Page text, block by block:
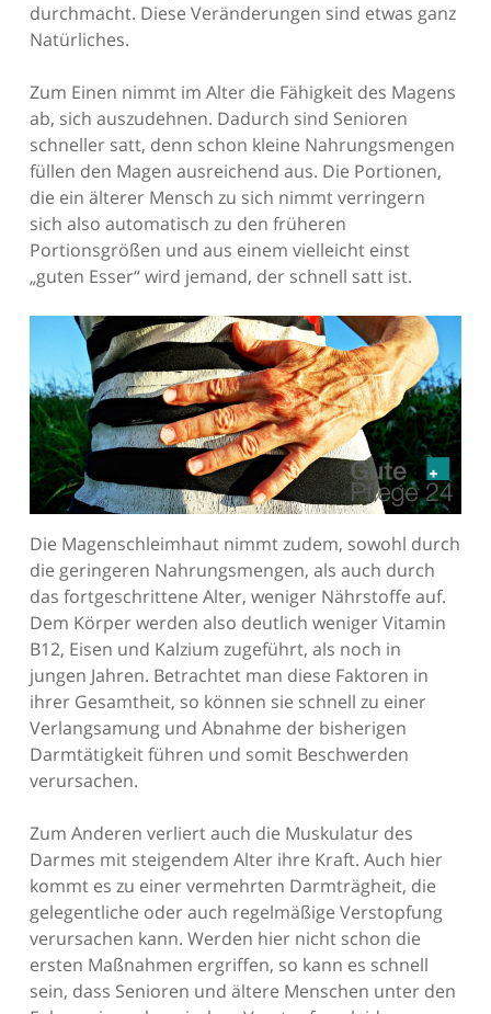
durchmacht. Diese Veränderungen sind etwas ganz
Natürliches.
Zum Einen nimmt im Alter die Fähigkeit des Magens
ab, sich auszudehnen. Dadurch sind Senioren
schneller satt, denn schon kleine Nahrungsmengen
füllen den Magen ausreichend aus. Die Portionen,
die ein älterer Mensch zu sich nimmt verringern
sich also automatisch zu den früheren
Portionsgrößen und aus einem vielleicht einst
„guten Esser“ wird jemand, der schnell satt ist.
Die Magenschleimhaut nimmt zudem, sowohl durch
die geringeren Nahrungsmengen, als auch durch
das fortgeschrittene Alter, weniger Nährstoffe auf.
Dem Körper werden also deutlich weniger Vitamin
B12, Eisen und Kalzium zugeführt, als noch in
jungen Jahren. Betrachtet man diese Faktoren in
ihrer Gesamtheit, so können sie schnell zu einer
Verlangsamung und Abnahme der bisherigen
Darmtätigkeit führen und somit Beschwerden
verursachen.
Zum Anderen verliert auch die Muskulatur des
Darmes mit steigendem Alter ihre Kraft. Auch hier
kommt es zu einer vermehrten Darmträgheit, die
gelegentliche oder auch regelmäßige Verstopfung
verursachen kann. Werden hier nicht schon die
ersten Maßnahmen ergriffen, so kann es schnell
sein, dass Senioren und ältere Menschen unter den